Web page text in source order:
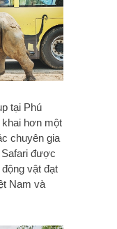
tại Phú
hơn một
chuyên gia
Safari được
vật đạt
Nam và